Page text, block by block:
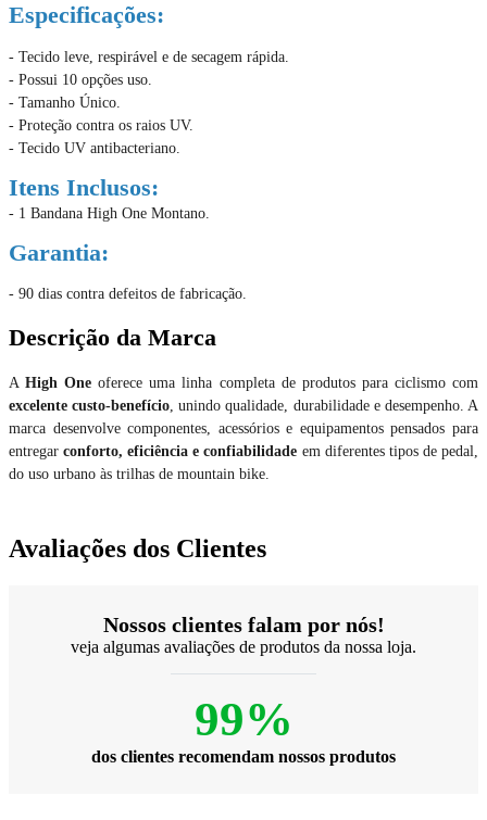
Especificações:
- Tecido leve, respirável e de secagem rápida.
- Possui 10 opções uso.
- Tamanho Único.
- Proteção contra os raios UV.
- Tecido UV antibacteriano.
Itens Inclusos:
- 1 Bandana High One Montano.
Garantia:
- 90 dias contra defeitos de fabricação.
Descrição da Marca
AHigh One oferece uma linha completa de produtos para ciclismo com
excelente custo-benefício , unindo qualidade, durabilidade e desempenho. A
marca desenvolve componentes, acessórios e equipamentos pensados para
entregarconforto, eficiência e confiabilidade em diferentes tipos de pedal,
do uso urbano às trilhas de mountain bike.
Avaliações dos Clientes
Nossos clientes falam por nós!
veja algumas avaliações de produtos da nossa loja.
99%
dos clientes recomendam nossos produtos